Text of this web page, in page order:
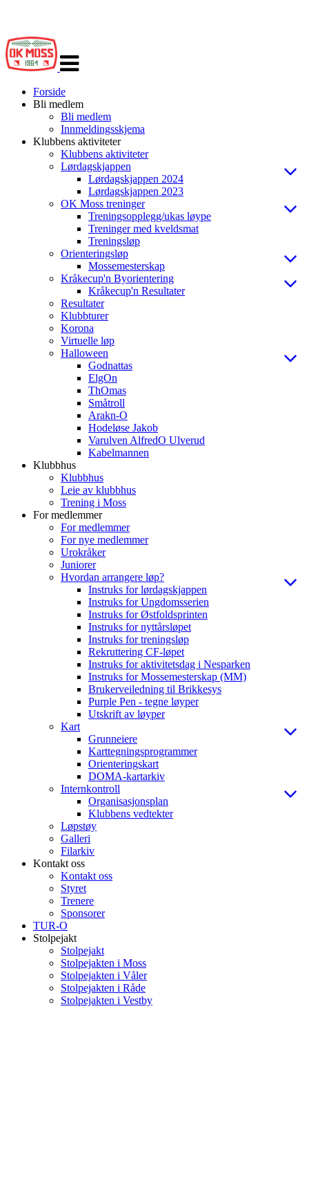
navigasjon
Forside
Bli medlem
Bli medlem
Innmeldingsskjema
Klubbens aktiviteter
Klubbens aktiviteter
Lørdagskjappen
Lørdagskjappen 2024
Lørdagskjappen 2023
OK Moss treninger
Treningsopplegg/ukas løype
Treninger med kveldsmat
Treningsløp
Orienteringsløp
Mossemesterskap
Kråkecup'n Byorientering
Kråkecup'n Resultater
Resultater
Klubbturer
Korona
Virtuelle løp
Halloween
Godnattas
ElgOn
ThOmas
Småtroll
Arakn-O
Hodeløse Jakob
Varulven AlfredO Ulverud
Kabelmannen
Klubbhus
Klubbhus
Leie av klubbhus
Trening i Moss
For medlemmer
For medlemmer
For nye medlemmer
Urokråker
Juniorer
Hvordan arrangere løp?
Instruks for lørdagskjappen
Instruks for Ungdomsserien
Instruks for Østfoldsprinten
Instruks for nyttårsløpet
Instruks for treningsløp
Rekruttering CF-løpet
Instruks for aktivitetsdag i Nesparken
Instruks for Mossemesterskap (MM)
Brukerveiledning til Brikkesys
Purple Pen - tegne løyper
Utskrift av løyper
Kart
Grunneiere
Karttegningsprogrammer
Orienteringskart
DOMA-kartarkiv
Internkontroll
Organisasjonsplan
Klubbens vedtekter
Løpstøy
Galleri
Filarkiv
Kontakt oss
Kontakt oss
Styret
Trenere
Sponsorer
TUR-O
Stolpejakt
Stolpejakt
Stolpejakten i Moss
Stolpejakten i Våler
Stolpejakten i Råde
Stolpejakten i Vestby